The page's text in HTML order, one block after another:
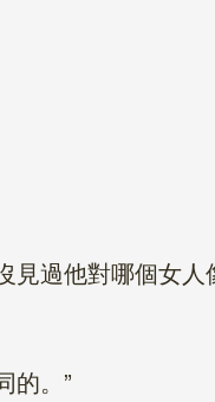
過他對哪個女人
的。”